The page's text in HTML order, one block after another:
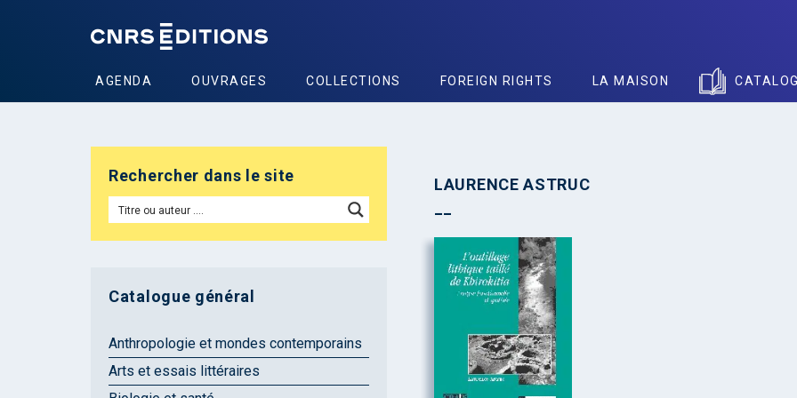
AGENDA OUVRAGES COLLECTIONS FOREIGN RIGHTS LA MAISON
LAURENCE ASTRUC
Rechercher dans le site
Catalogue général
Anthropologie et mondes contemporains
Arts et essais littéraires